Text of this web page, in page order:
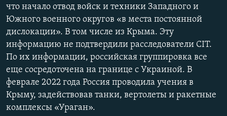
что начало отвод войск и техники Западного и
Южного военного округов «в места постоянной
дислокации». В том числе из Крыма. Эту
информацию не подтвердили расследователи CIT.
По их информации, российская группировка все
еще сосредоточена на границе с Украиной. В
феврале 2022 года Россия проводила учения в
Крыму, задействовав танки, вертолеты и ракетные
комплексы «Ураган».